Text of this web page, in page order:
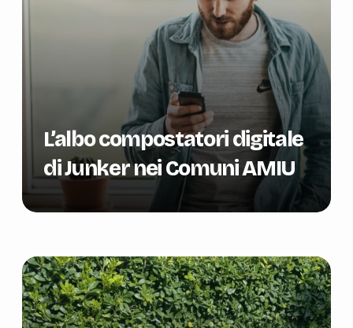
L’albo compostatori digitale
di Junker nei Comuni AMIU